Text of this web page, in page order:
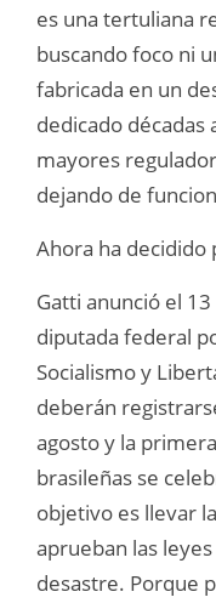
es una tertuliana
buscando foco ni
fabricada en un
dedicado
mayores
dejando de
Ahora ha decidido
Gatti anunció el
diputada federal
Socialismo y
deberán
agosto y la
brasileñas se
objetivo es llevar
aprueban las
desastre. Porque